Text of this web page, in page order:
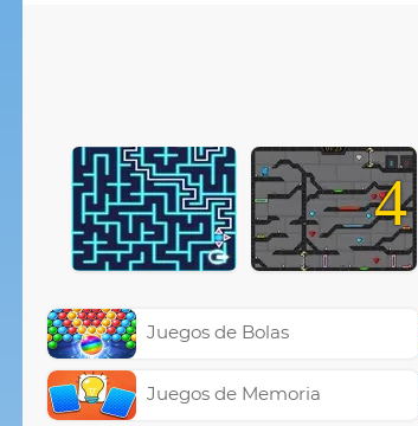
4
Juegos de Bolas
Juegos de Memoria